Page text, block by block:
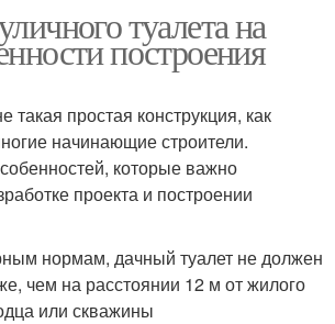
Дачный туалет
туалета на
построения
такая простая конструкция, как
начинающие строители.
которые важно
проекта и построении
нормам, дачный туалет не должен
чем на расстоянии 12 м от жилого
или скважины